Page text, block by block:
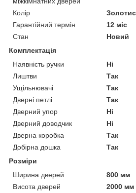
Колір
Гарантійний термін
12 міс
Стан
Новий
Комплектація
Наявність ручки
Ні
Лиштви
Так
Ущільнювачі
Так
Дверні петлі
Так
Дверний упор
Ні
Дверний доводчик
Ні
Дверна коробка
Так
Добірна дошка
Так
Розміри
Ширина дверей
800 мм
Висота дверей
2000 мм